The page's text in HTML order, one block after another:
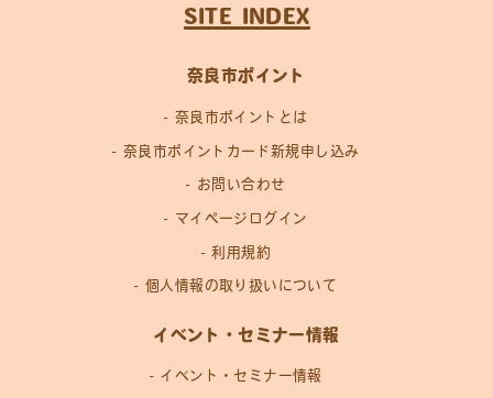
SITE INDEX
奈良市ポイント
奈良市ポイントとは
奈良市ポイントカード新規申し込み
お問い合わせ
マイページログイン
利用規約
個人情報の取り扱いについて
イベント・セミナー情報
イベント・セミナー情報